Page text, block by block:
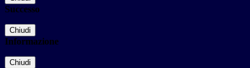
Successo
Chiudi
Informazione
Chiudi